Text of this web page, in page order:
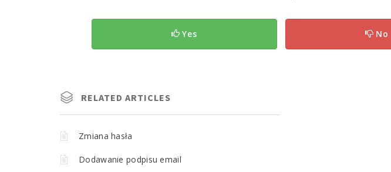
Yes No
RELATED ARTICLES
Zmiana hasła
Dodawanie podpisu email